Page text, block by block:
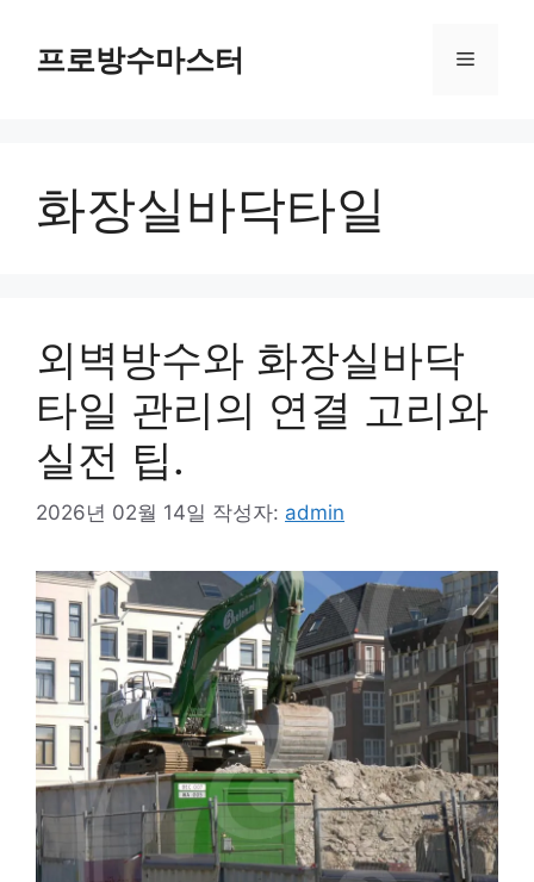
프로방수마스터 메
화장실바닥타일
외벽방수와 화장실바닥
타일 관리의 연결 고리와
실전 팁.
2026년 02월 14일 작성자: admin